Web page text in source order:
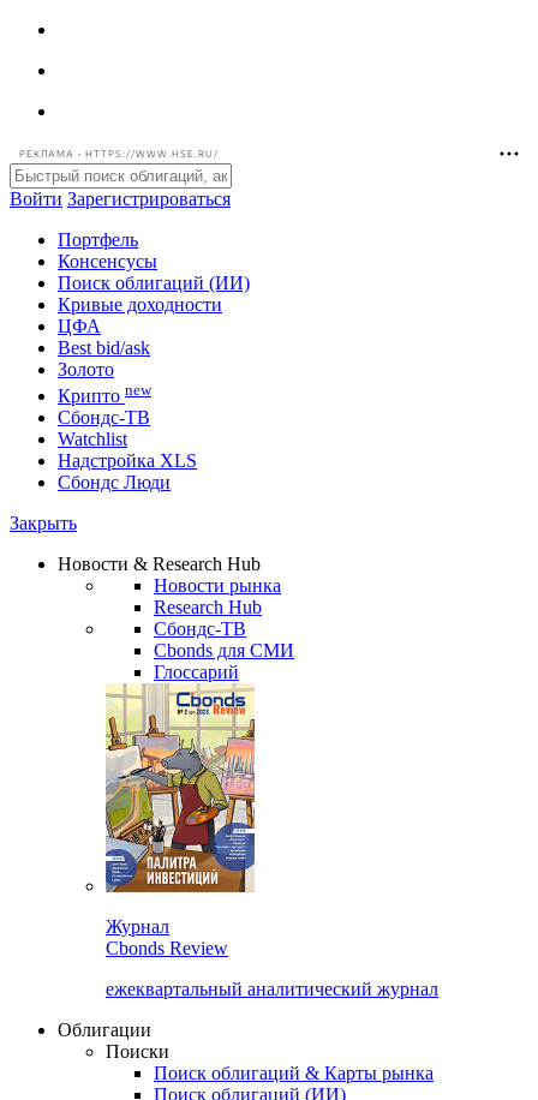
РЕКЛАМА • HTTPS://WWW.HSE.RU/
Войти Зарегистрироваться
Портфель
Консенсусы
Поиск облигаций (ИИ)
Кривые доходности
ЦФА
Best bid/ask
Золото
Крипто new
Watchlist
Сбондс Люди
Новости & Research Hub
Новости рынка
Research Hub
Сбондс-ТВ
Cbonds для СМИ
Глоссарий
Cbonds Review
ежеквартальный аналитический журнал